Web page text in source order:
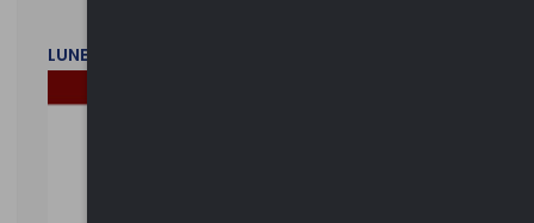
LUNEDì 2 FEBBRAIO 2026